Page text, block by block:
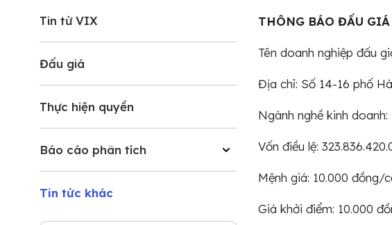
Tin từ VIX
Đấu giá
Thực hiện quyền
Báo cáo phân tích
Tin tức khác
THÔNG BÁO ĐẤU
Tên doanh nghiệp đấu
Địa chỉ: Số 14-16 phố
Ngành nghề kinh
Vốn điều lệ:
Mệnh giá: 10.000 đồng/
Giá khởi điểm: 10.000